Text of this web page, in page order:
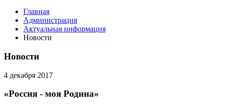
Главная
Администрация
Актуальная информация
Новости
Новости
4 декабря 2017
«Россия - моя Родина»